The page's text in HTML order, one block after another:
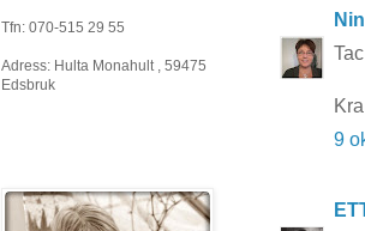
9
Tfn: 070-515 29 55
Adress: Hulta Monahult , 59475
Edsbruk